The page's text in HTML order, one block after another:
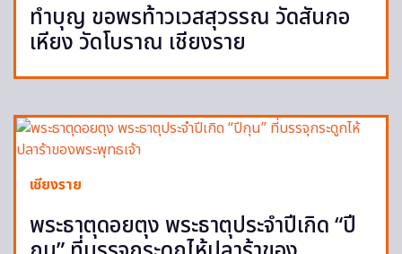
ทำบุญ ขอพรท้าวเวสสุวรรณ วัดสันกอ
เหียง วัดโบราณ เชียงราย
เชียงราย
พระธาตุดอยตุง พระธาตุประจำปีเกิด “ปี